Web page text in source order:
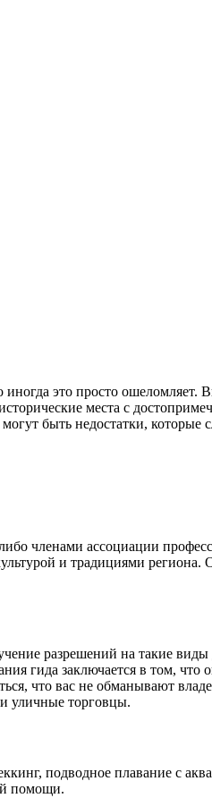
иногда это просто ошеломляет.
места с
быть недостатки, которые
членами ассоциации
и традициями региона.
разрешений на такие виды
гида заключается в том, что
что вас не обманывают
уличные торговцы.
подводное плавание с
помощи.